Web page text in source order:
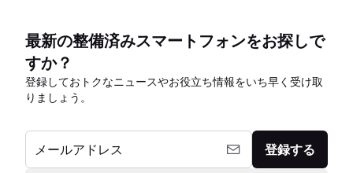
最新の整備済みスマートフォンをお探しで
すか？
登録しておトクなニュースやお役立ち情報をいち早く受け取
りましょう。
メールアドレス 登録する